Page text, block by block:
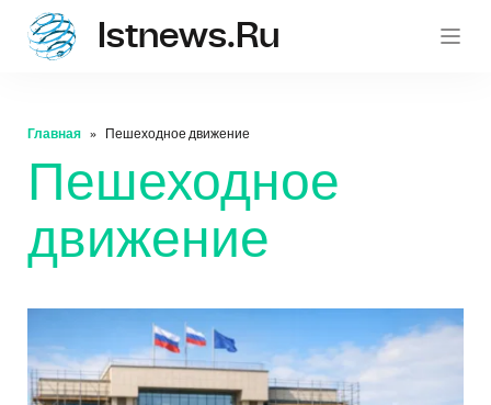
Istnews.ru
Главная Пешеходное движение
Пешеходное
движение